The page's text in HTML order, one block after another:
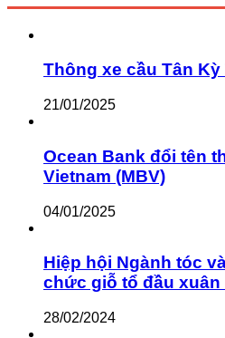
Thông xe cầu Tân Kỳ
21/01/2025
Ocean Bank đổi tên
Vietnam (MBV)
04/01/2025
Hiệp hội Ngành tóc
chức giỗ tổ đầu xuân
28/02/2024